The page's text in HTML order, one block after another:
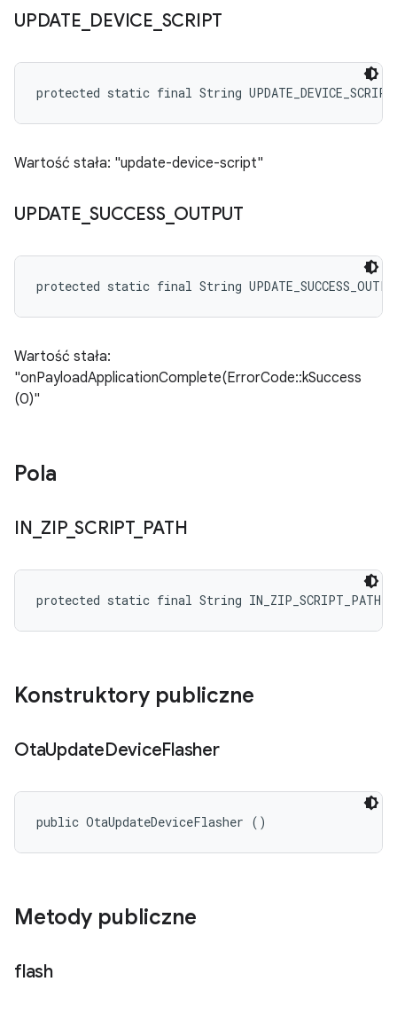
UPDATE DEVICE SCRIPT
protected static final String UPDATE_DEVICE_SCRIPT
Wartość stała: "update-device-script"
UPDATE _SUCCESS_ OUTPUT
protected static final String
Wartość stała:
"onPayloadApplicationComplete(ErrorCode::kSuccess
(0)"
Pola
IN ZIP_SCRIPT_ PATH
protected static final String IN_ZIP_SCRIPT_PATH
Konstruktory publiczne
OtaUpdateDeviceFlasher
public OtaUpdateDeviceFlasher ()
Metody publiczne
flash